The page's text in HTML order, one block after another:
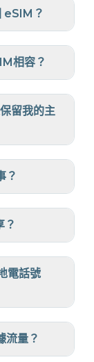
eSIM？
相容？
留我的主
？
？
電話號
流量？